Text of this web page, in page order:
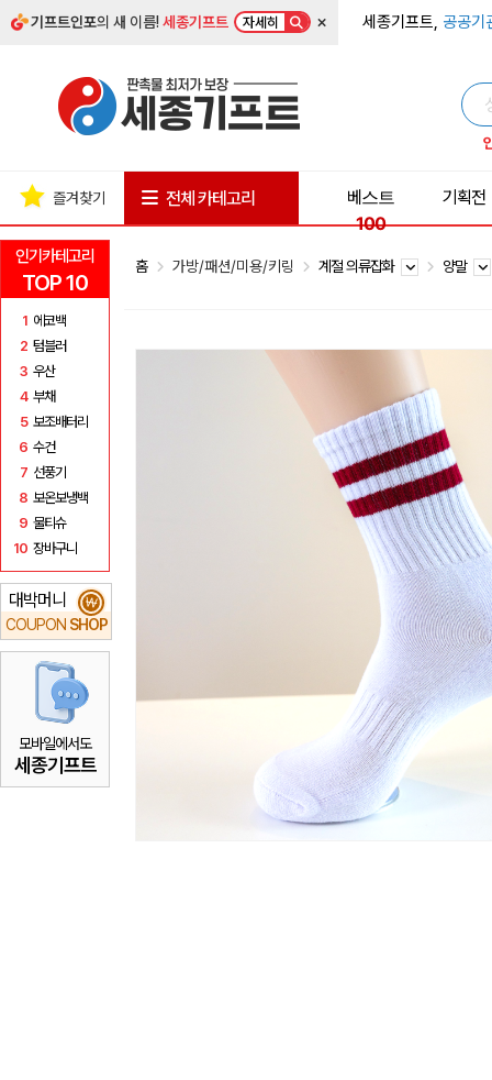
기프트인포의 새 이름!세종기프트 자세히 × 세종기프트, 공공기
인기카테고리
TOP 10
1 에코백
2 텀블러
3 우산
4 부채
5 보조배터리
6 수건
7 선풍기
8 보온보냉백
9 물티슈
10 장바구니
대박머니
COUPON SHOP
₩
모바일에서도
세종기프트
즐겨찾기 전체 카테고리
베스트
100
기획전
홈 가방/패션/미용/키링 계절 의류잡화 양말